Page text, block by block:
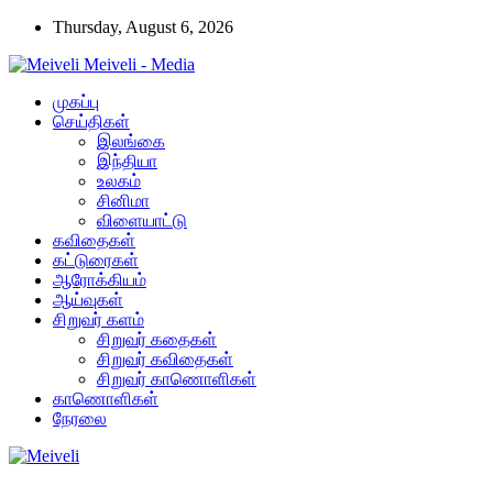
Thursday, August 6, 2026
Meiveli - Media
முகப்பு
செய்திகள்
இலங்கை
இந்தியா
உலகம்
சினிமா
விளையாட்டு
கவிதைகள்
கட்டுரைகள்
ஆரோக்கியம்
ஆய்வுகள்
சிறுவர் களம்
சிறுவர் கதைகள்
சிறுவர் கவிதைகள்
சிறுவர் காணொளிகள்
காணொளிகள்
நேரலை